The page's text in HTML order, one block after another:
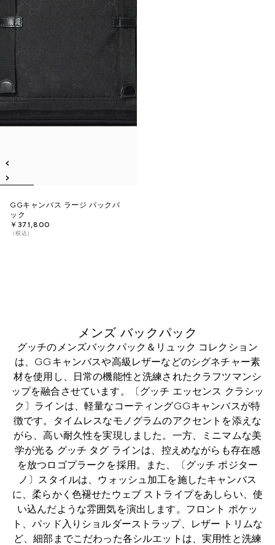
GGキャンバス ラージ バックパ
ック
￥371,800
（税込）
メンズ バックパック
グッチのメンズバックパック＆リュック コレクション
は、GGキャンバスや高級レザーなどのシグネチャー素
材を使用し、日常の機能性と洗練されたクラフツマンシ
ップを融合させています。〔グッチ エッセンス クラシッ
ク〕ラインは、軽量なコーティングGGキャンバスが特
徴です。タイムレスなモノグラムのアクセントを添えな
がら、高い耐久性を実現しました。一方、ミニマムな美
学が光る グッチ タグ ラインは、控えめながらも存在感
を放つロゴプラークを採用。また、〔グッチ ポジター
ノ〕スタイルは、ウォッシュ加工を施したキャンバス
に、柔らかく色褪せたウェブ ストライプをあしらい、使
い込んだような雰囲気を演出します。フロント ポケッ
ト、パッド入りショルダーストラップ、レザー トリムな
ど、細部までこだわった各シルエットは、実用性と洗練